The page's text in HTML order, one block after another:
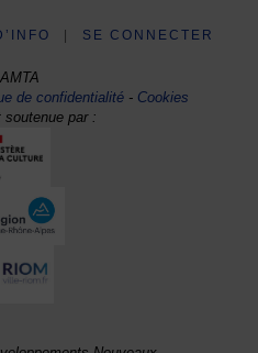
SE CONNECTER
de confidentialité- Cookies
soutenue par :